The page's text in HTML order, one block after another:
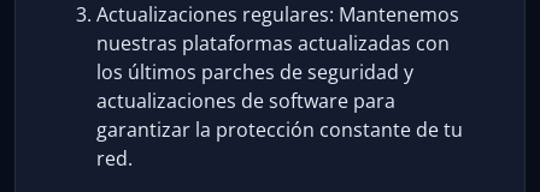
Actualizaciones regulares: Mantenemos
nuestras plataformas actualizadas con
los últimos parches de seguridad y
actualizaciones de software para
garantizar la protección constante de tu
red.